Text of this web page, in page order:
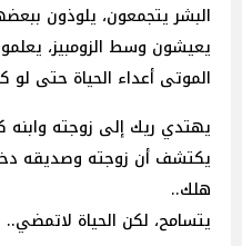
البشر يتجمعون، يلوذون
يعيشون وسط الزومبيز،
الموتى أعداء الحياة حتى لو
يهتدي ريك إلى زوجته وابنه
يكتشف أن زوجته وصديقه
هلك..
يتسامح، لكن الحياة لاتمضي..